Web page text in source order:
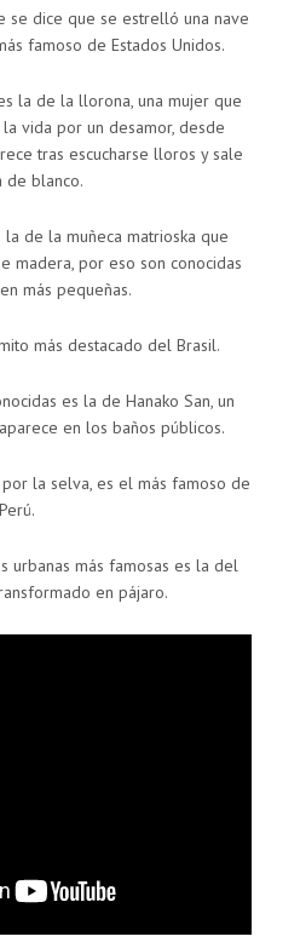
se dice que se estrelló una nave
famoso de Estados Unidos.
la de la llorona, una mujer que
vida por un desamor, desde
tras escucharse lloros y sale
de blanco.
de la muñeca matrioska que
madera, por eso son conocidas
más pequeñas.
más destacado del Brasil.
es la de Hanako San, un
en los baños públicos.
la selva, es el más famoso de
Perú.
urbanas más famosas es la del
en pájaro.